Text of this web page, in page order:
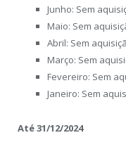
Junho: Sem
Maio: Sem
Abril: Sem
Março: Sem
Fevereiro: Sem
Janeiro: Sem
Até 31/12/2024